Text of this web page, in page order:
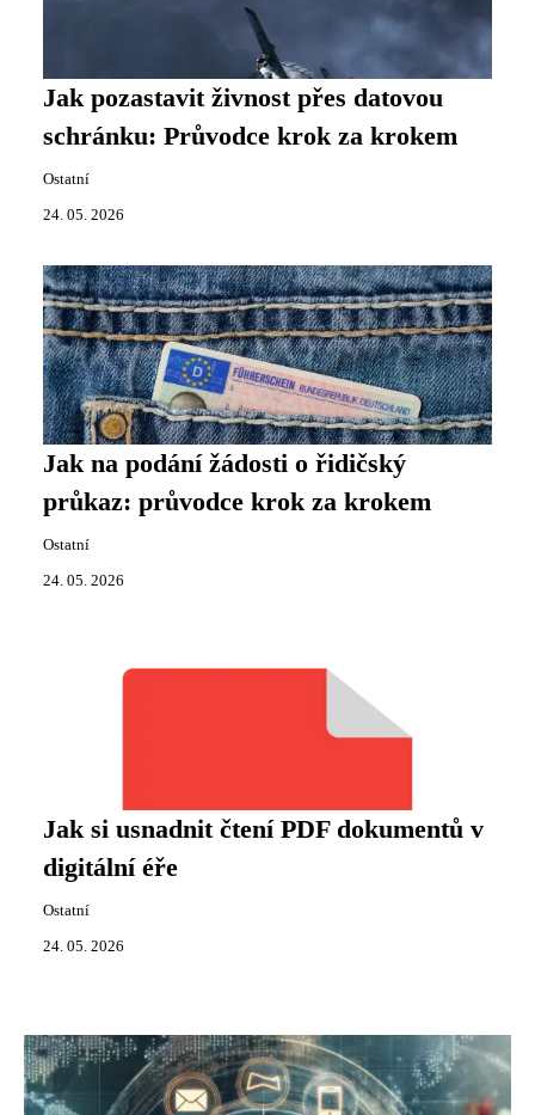
Jak pozastavit živnost přes datovou
schránku: Průvodce krok za krokem
Ostatní
24. 05. 2026
Jak na podání žádosti o řidičský
průkaz: průvodce krok za krokem
Ostatní
24. 05. 2026
Jak si usnadnit čtení PDF dokumentů v
digitální éře
Ostatní
24. 05. 2026